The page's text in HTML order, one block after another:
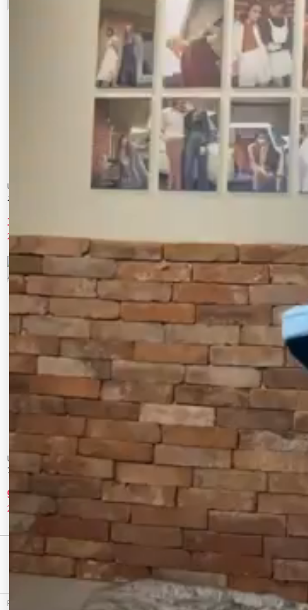
Ungrid
メッシュヒールサンダル
11,440 円
20%OFF
ボリュームソールthree pieceバックルサ
9
Ungrid
アンクルストラップフラットサンダル
9,680 円
20%OFF
Puffer ribbon sabot
9,900 円
37%OFF
最近チェックしたアイテム
RESEXXY（リゼクシー）のサンダル、スクエアチェーンデザインサンダルのアウトレット商品